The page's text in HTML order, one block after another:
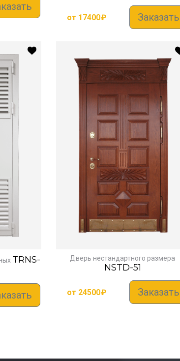
от 17400₽ Заказать
TRNS-
Дверь нестандартного размера
NSTD-51
от 24500₽ Заказать